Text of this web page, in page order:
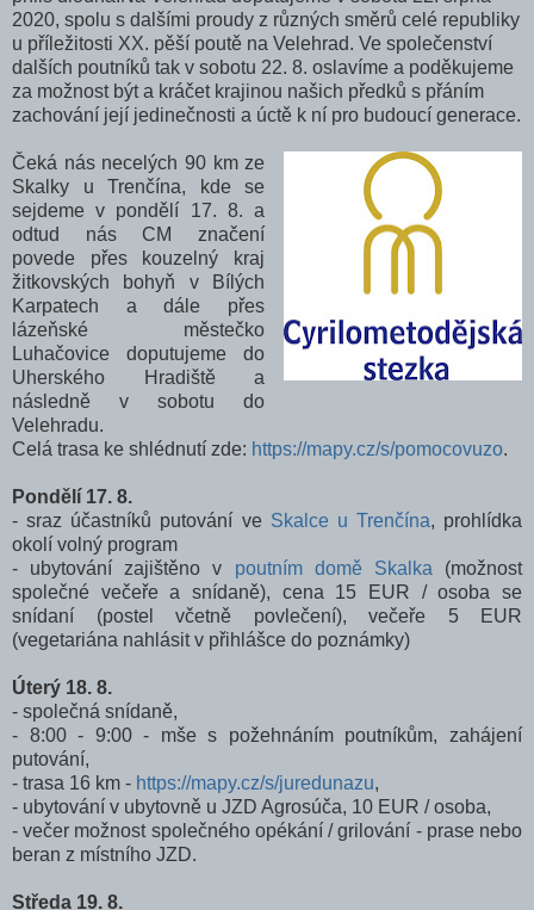
2020, spolu s dalšími proudy z různých směrů celé republiky
u příležitosti XX. pěší poutě na Velehrad. Ve společenství
dalších poutníků tak v sobotu 22. 8. oslavíme a poděkujeme
za možnost být a kráčet krajinou našich předků s přáním
zachování její jedinečnosti a úctě k ní pro budoucí generace.
Čeká nás necelých 90 km ze
Skalky u Trenčína, kde se
sejdeme v pondělí 17. 8. a
odtud nás CM značení
povede přes kouzelný kraj
žitkovských bohyň v Bílých
Karpatech a dále přes
lázeňské městečko
Luhačovice doputujeme do
Uherského Hradiště a
následně v sobotu do
Velehradu.
Celá trasa ke shlédnutí zde: https://mapy.cz/s/pomocovuzo.
Pondělí 17. 8.
- sraz účastníků putování ve Skalce u Trenčína, prohlídka
okolí volný program
- ubytování zajištěno v poutním domě Skalka (možnost
společné večeře a snídaně), cena 15 EUR / osoba se
snídaní (postel včetně povlečení), večeře 5 EUR
(vegetariána nahlásit v přihlášce do poznámky)
Úterý 18. 8.
- společná snídaně,
- 8:00 - 9:00 - mše s požehnáním poutníkům, zahájení
putování,
- trasa 16 km - https://mapy.cz/s/juredunazu,
- ubytování v ubytovně u JZD Agrosúča, 10 EUR / osoba,
- večer možnost společného opékání / grilování - prase nebo
beran z místního JZD.
Středa 19. 8.